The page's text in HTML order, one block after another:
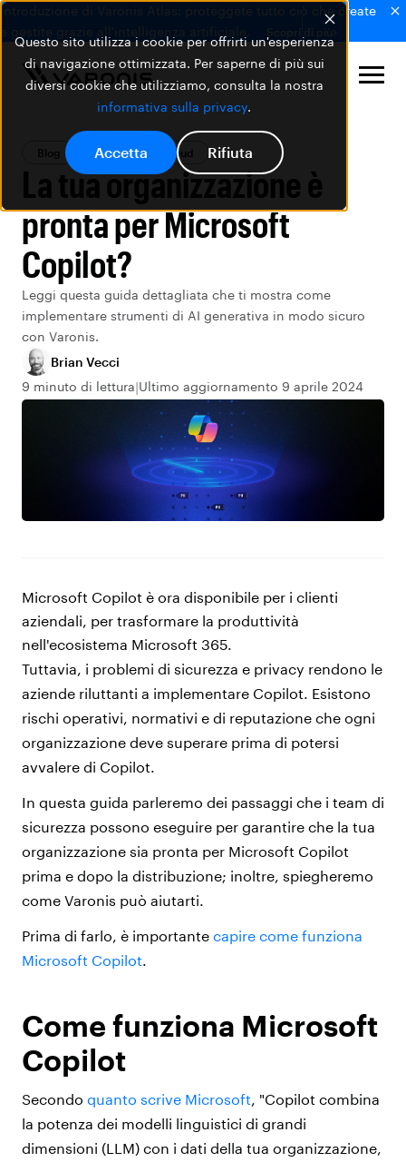
Questo sito utilizza i cookie per offrirti un'esperienza
di navigazione ottimizzata. Per saperne di più sui
diversi cookie che utilizziamo, consulta la nostra
informativa sulla privacy.
Accetta Rifiuta
Introduzione di Varonis Atlas: proteggete tutto ciò che create
e gestite grazie all'intelligenza artificiale.
Scopri di più
Blog Sicurezza nel Cloud
La tua organizzazione è
pronta per Microsoft
Copilot?
Leggi questa guida dettagliata che ti mostra come
implementare strumenti di AI generativa in modo sicuro
con Varonis.
Brian Vecci
9 minuto di lettura Ultimo aggiornamento 9 aprile 2024
Microsoft Copilot è ora disponibile per i clienti
aziendali, per trasformare la produttività
nell'ecosistema Microsoft 365.
Tuttavia, i problemi di sicurezza e privacy rendono le
aziende riluttanti a implementare Copilot. Esistono
rischi operativi, normativi e di reputazione che ogni
organizzazione deve superare prima di potersi
avvalere di Copilot.
In questa guida parleremo dei passaggi che i team di
sicurezza possono eseguire per garantire che la tua
organizzazione sia pronta per Microsoft Copilot
prima e dopo la distribuzione; inoltre, spiegheremo
come Varonis può aiutarti.
Prima di farlo, è importante capire come funziona
Microsoft Copilot
Come funziona Microsoft
Copilot
Secondo quanto scrive Microsoft , "Copilot combina
la potenza dei modelli linguistici di grandi
dimensioni (LLM) con i dati della tua organizzazione,